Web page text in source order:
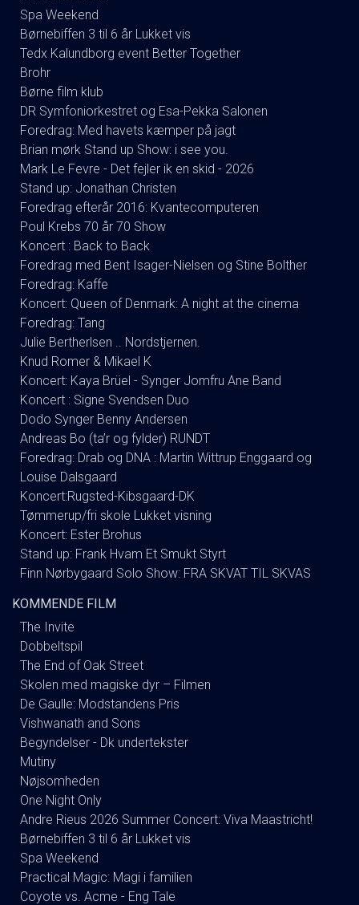
Spa Weekend
Børnebiffen 3 til 6 år Lukket vis
Tedx Kalundborg event Better Together
Brohr
Børne film klub
DR Symfoniorkestret og Esa-Pekka Salonen
Foredrag: Med havets kæmper på jagt
Brian mørk Stand up Show: i see you.
Mark Le Fevre - Det fejler ik en skid - 2026
Stand up: Jonathan Christen
Foredrag efterår 2016: Kvantecomputeren
Poul Krebs 70 år 70 Show
Koncert : Back to Back
Foredrag med Bent Isager-Nielsen og Stine Bolther
Foredrag: Kaffe
Koncert: Queen of Denmark: A night at the cinema
Foredrag: Tang
Julie Bertherlsen .. Nordstjernen.
Knud Romer & Mikael K
Koncert: Kaya Brüel - Synger Jomfru Ane Band
Koncert : Signe Svendsen Duo
Dodo Synger Benny Andersen
Andreas Bo (ta’r og fylder) RUNDT
Foredrag: Drab og DNA : Martin Wittrup Enggaard og
Louise Dalsgaard
Koncert:Rugsted-Kibsgaard-DK
Tømmerup/fri skole Lukket visning
Koncert: Ester Brohus
Stand up: Frank Hvam Et Smukt Styrt
Finn Nørbygaard Solo Show: FRA SKVAT TIL SKVAS
KOMMENDE FILM
The Invite
Dobbeltspil
The End of Oak Street
Skolen med magiske dyr – Filmen
De Gaulle: Modstandens Pris
Vishwanath and Sons
Begyndelser - Dk undertekster
Mutiny
Nøjsomheden
One Night Only
Andre Rieus 2026 Summer Concert: Viva Maastricht!
Børnebiffen 3 til 6 år Lukket vis
Spa Weekend
Practical Magic: Magi i familien
Coyote vs. Acme - Eng Tale